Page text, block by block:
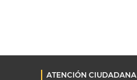
ATENCIÓN CIUDADANA